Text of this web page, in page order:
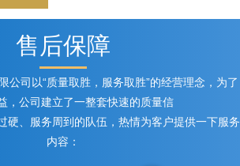
售后保障
公司以“质量取胜，服务取胜”的经营理念，为了
，公司建立了一整套快速的质量信
硬、服务周到的队伍，热情为客户提供一下服务
内容：